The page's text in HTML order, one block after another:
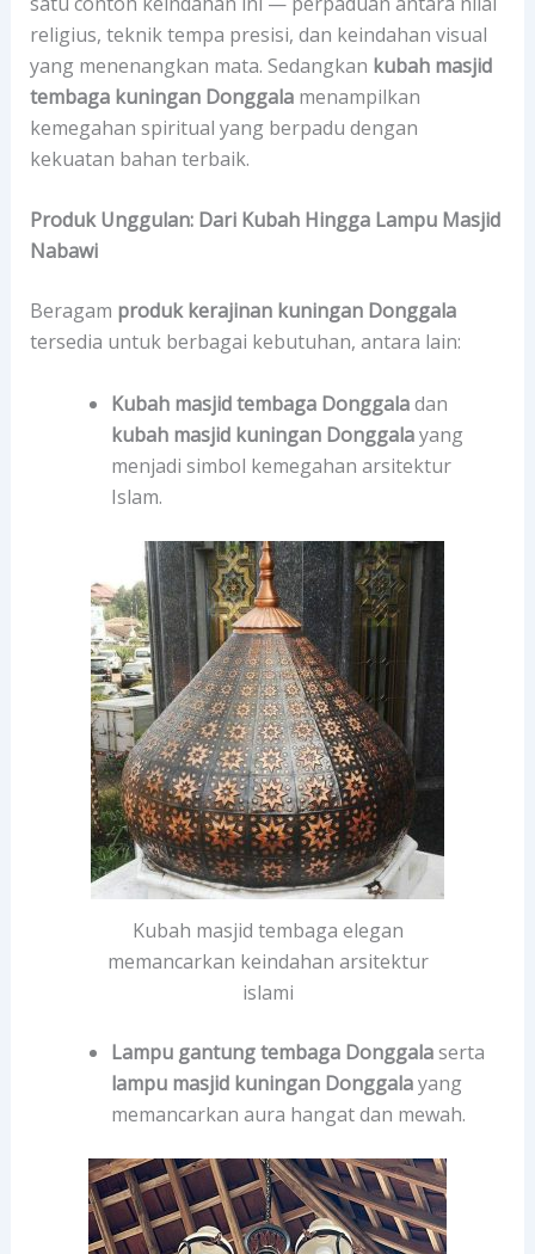
religius, teknik tempa presisi, dan keindahan visual
yang menenangkan mata. Sedangkan kubah masjid
tembaga kuningan Donggalamenampilkan
kemegahan spiritual yang berpadu dengan
kekuatan bahan terbaik.
Produk Unggulan: Dari Kubah Hingga Lampu Masjid
Nabawi
Beragam produk kerajinan kuningan Donggala
tersedia untuk berbagai kebutuhan, antara lain:
Kubah masjid tembaga Donggaladan
kubah masjid kuningan Donggalayang
menjadi simbol kemegahan arsitektur
Islam.
Kubah masjid tembaga elegan
memancarkan keindahan arsitektur
islami
Lampu gantung tembaga Donggalaserta
lampu masjid kuningan Donggalayang
memancarkan aura hangat dan mewah.